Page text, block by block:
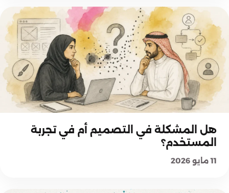
استراتيجيات وتجارب رقمية
هل المشكلة في التصميم أم في تجربة
المستخدم؟
11 مايو 2026